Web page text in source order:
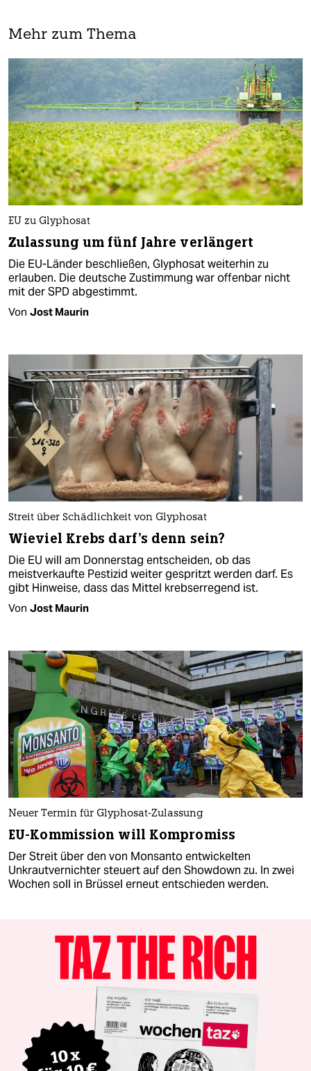
Mehr zum Thema
EU zu Glyphosat
Zulassung um fünf Jahre verlängert
Die EU-Länder beschließen, Glyphosat weiterhin zu
erlauben. Die deutsche Zustimmung war offenbar nicht
mit der SPD abgestimmt.
Von Jost Maurin
Streit über Schädlichkeit von Glyphosat
Wieviel Krebs darf's denn sein?
Die EU will am Donnerstag entscheiden, ob das
meistverkaufte Pestizid weiter gespritzt werden darf. Es
gibt Hinweise, dass das Mittel krebserregend ist.
Von Jost Maurin
Neuer Termin für Glyphosat-Zulassung
EU-Kommission will Kompromiss
Der Streit über den von Monsanto entwickelten
Unkrautvernichter steuert auf den Showdown zu. In zwei
Wochen soll in Brüssel erneut entschieden werden.